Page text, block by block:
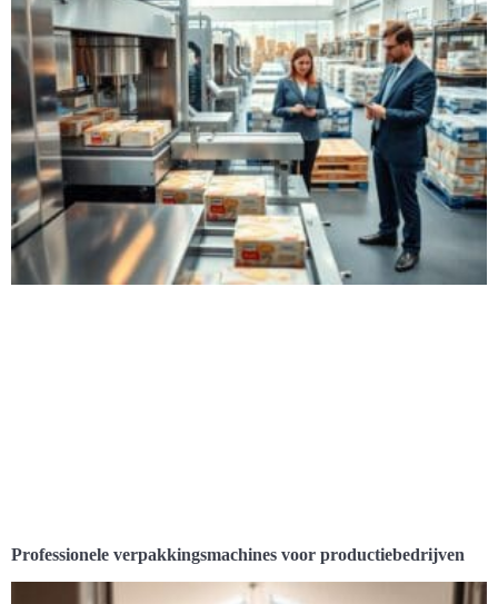
Professionele verpakkingsmachines voor productiebedrijven